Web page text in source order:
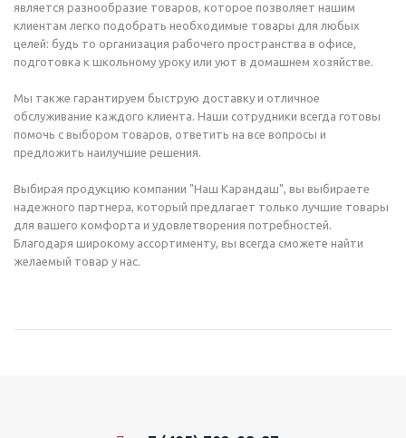
является разнообразие товаров, которое позволяет нашим
клиентам легко подобрать необходимые товары для любых
целей: будь то организация рабочего пространства в офисе,
подготовка к школьному уроку или уют в домашнем хозяйстве.
Мы также гарантируем быструю доставку и отличное
обслуживание каждого клиента. Наши сотрудники всегда готовы
помочь с выбором товаров, ответить на все вопросы и
предложить наилучшие решения.
Выбирая продукцию компании "Наш Карандаш", вы выбираете
надежного партнера, который предлагает только лучшие товары
для вашего комфорта и удовлетворения потребностей.
Благодаря широкому ассортименту, вы всегда сможете найти
желаемый товар у нас.